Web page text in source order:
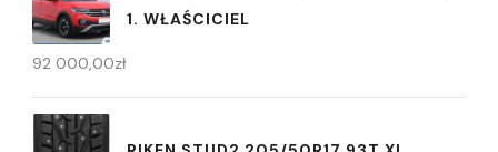
1. WŁAŚCICIEL
92 000,00zł